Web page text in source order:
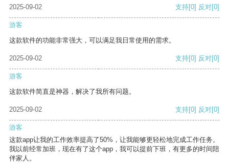
2025-09-02 支持[0] 反对[0]
游客
这款软件的功能非常强大，可以满足我日常使用的需求。
2025-09-02 支持[0] 反对[0]
游客
这款软件简直是神器，解决了我所有问题。
2025-09-02 支持[0] 反对[0]
游客
这款app让我的工作效率提高了50%，让我能够更轻松地完成工作任务。
我以前经常加班，现在有了这个app，我可以提前下班，有更多的时间陪
伴家人。